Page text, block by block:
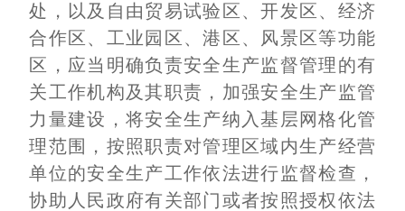
处，以及自由贸易试验区、开发区、经济
合作区、工业园区、港区、风景区等功能
区，应当明确负责安全生产监督管理的有
关工作机构及其职责，加强安全生产监管
力量建设，将安全生产纳入基层网格化管
理范围，按照职责对管理区域内生产经营
单位的安全生产工作依法进行监督检查，
协助人民政府有关部门或者按照授权依法